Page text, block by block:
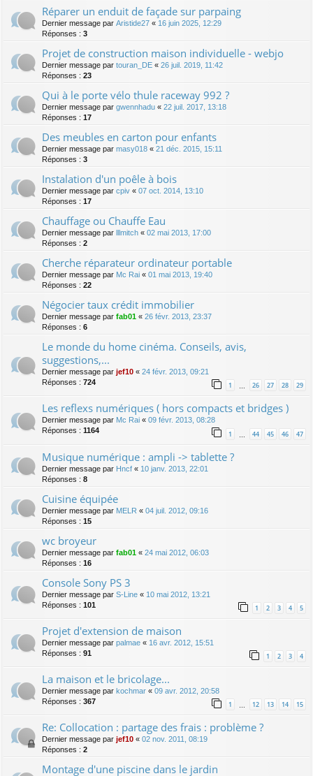
Réparer un enduit de façade sur parpaing
Dernier message par Aristide27 « 16 juin 2025, 12:29
Réponses : 3
Projet de construction maison individuelle - webjo
Dernier message par touran_DE « 26 juil. 2019, 11:42
Réponses : 23
Qui à le porte vélo thule raceway 992 ?
Dernier message par gwennhadu « 22 juil. 2017, 13:18
Réponses : 17
Des meubles en carton pour enfants
Dernier message par masy018 « 21 déc. 2015, 15:11
Réponses : 3
Instalation d'un poêle à bois
Dernier message par cpiv « 07 oct. 2014, 13:10
Réponses : 17
Chauffage ou Chauffe Eau
Dernier message par lllmitch « 02 mai 2013, 17:00
Réponses : 2
Cherche réparateur ordinateur portable
Dernier message par Mc Rai « 01 mai 2013, 19:40
Réponses : 22
Négocier taux crédit immobilier
Dernier message par fab01 « 26 févr. 2013, 23:37
Réponses : 6
Le monde du home cinéma. Conseils, avis,
suggestions,...
Dernier message par jef10 « 24 févr. 2013, 09:21
Réponses : 724 1 … 26 27 28 29
Les reflexs numériques ( hors compacts et bridges )
Dernier message par Mc Rai « 09 févr. 2013, 08:28
Réponses : 1164 1 44 45 46 47
Musique numérique : ampli -> tablette ?
Dernier message par Hncf « 10 janv. 2013, 22:01
Réponses : 8
Cuisine équipée
Dernier message par MELR « 04 juil. 2012, 09:16
Réponses : 15
wc broyeur
Dernier message par fab01 « 24 mai 2012, 06:03
Réponses : 16
Console Sony PS 3
Dernier message par S-Line « 10 mai 2012, 13:21
Réponses : 101 1 2 3 4 5
Projet d'extension de maison
Dernier message par palmae « 16 avr. 2012, 15:51
Réponses : 91 1 2 3 4
La maison et le bricolage...
Dernier message par kochmar « 09 avr. 2012, 20:58
Réponses : 367 1 12 13 14 15
Re: Collocation : partage des frais : problème ?
Dernier message par jef10 « 02 nov. 2011, 08:19
Réponses : 2
Montage d'une piscine dans le jardin